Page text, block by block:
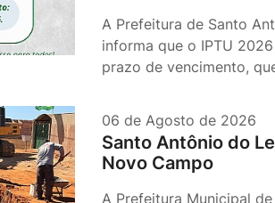
A Prefeitura de Santo
informa que o IPTU
prazo de vencimento,
06 de Agosto de 2026
Santo Antônio do
Novo Campo
A Prefeitura Municipal